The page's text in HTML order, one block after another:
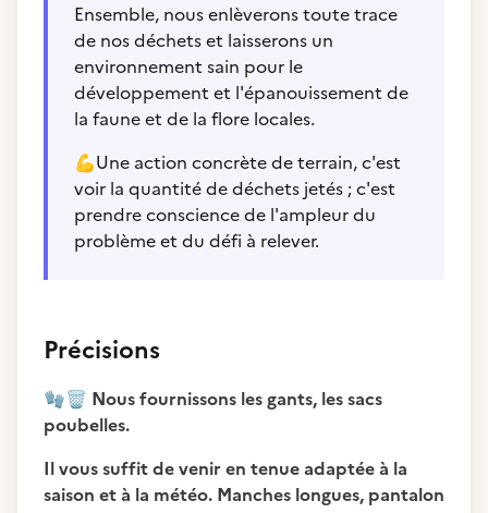
Ensemble, nous enlèverons toute trace
de nos déchets et laisserons un
environnement sain pour le
développement et l'épanouissement de
la faune et de la flore locales.
💪Une action concrète de terrain, c'est
voir la quantité de déchets jetés ; c'est
prendre conscience de l'ampleur du
problème et du défi à relever.
Précisions
🧤🗑️ Nous fournissons les gants, les sacs
poubelles.
Il vous suffit de venir en tenue adaptée à la
saison et à la météo. Manches longues, pantalon